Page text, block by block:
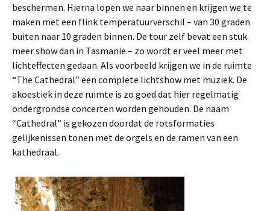
beschermen. Hierna lopen we naar binnen en krijgen we te
maken met een flink temperatuurverschil – van 30 graden
buiten naar 10 graden binnen. De tour zelf bevat een stuk
meer show dan in Tasmanie – zo wordt er veel meer met
lichteffecten gedaan. Als voorbeeld krijgen we in de ruimte
“The Cathedral” een complete lichtshow met muziek. De
akoestiek in deze ruimte is zo goed dat hier regelmatig
ondergrondse concerten worden gehouden. De naam
“Cathedral” is gekozen doordat de rotsformaties
gelijkenissen tonen met de orgels en de ramen van een
kathedraal.